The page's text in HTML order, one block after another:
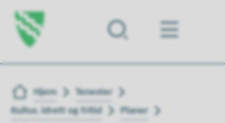
Forsiden
Du er her:
Hjem
Tenester
Kultur, idrett og fritid
Planer